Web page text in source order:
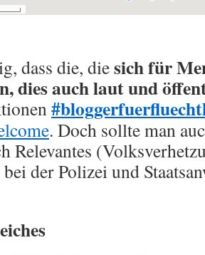
dass die, diesich für
dies auch laut und
. Doch sollte man
Relevantes
der Polizei und